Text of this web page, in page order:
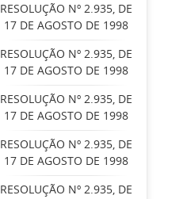
RESOLUÇÃO Nº 2.935, DE
17 DE AGOSTO DE 1998
RESOLUÇÃO Nº 2.935, DE
17 DE AGOSTO DE 1998
RESOLUÇÃO Nº 2.935, DE
17 DE AGOSTO DE 1998
RESOLUÇÃO Nº 2.935, DE
17 DE AGOSTO DE 1998
RESOLUÇÃO Nº 2.935, DE